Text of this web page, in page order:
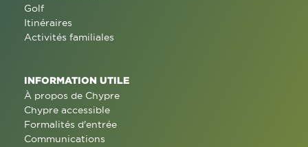
Golf
Itinéraires
Activités familiales
INFORMATION UTILE
À propos de Chypre
Chypre accessible
Formalités d'entrée
Communications